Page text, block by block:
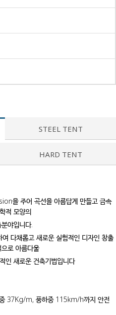
STEEL TENT
HARD TENT
을 주어 곡선을 아름답게 만들고 금속
적 모양의
야입니다.
다채롭고 새로운 실험적인 디자인 창출
로 아름다울
인 새로운 건축기법입니다
37Kg/m, 풍하중 115km/h까지 안전